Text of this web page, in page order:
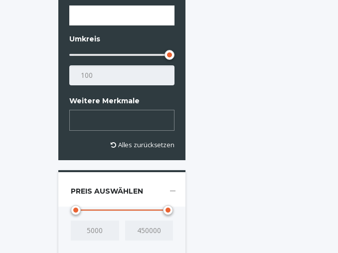
Umkreis
Weitere Merkmale
Alles zurücksetzen
PREIS AUSWÄHLEN